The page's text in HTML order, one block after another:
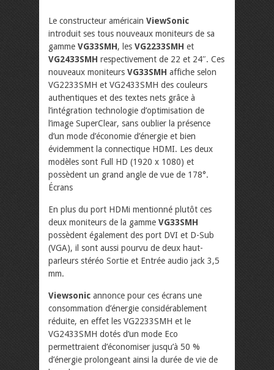
Le constructeur américain ViewSonic
introduit ses tous nouveaux moniteurs de sa
gamme VG33SMH, les VG2233SMH et
VG2433SMH respectivement de 22 et 24″. Ces
nouveaux moniteurs VG33SMH affiche selon
VG2233SMH et VG2433SMH des couleurs
authentiques et des textes nets grâce à
l’intégration technologie d’optimisation de
l’image SuperClear, sans oublier la présence
d’un mode d’économie d’énergie et bien
évidemment la connectique HDMI. Les deux
modèles sont Full HD (1920 x 1080) et
possèdent un grand angle de vue de 178°.
Écrans
En plus du port HDMi mentionné plutôt ces
deux moniteurs de la gamme VG33SMH
possèdent également des port DVI et D-Sub
(VGA), il sont aussi pourvu de deux haut-
parleurs stéréo Sortie et Entrée audio jack 3,5
mm.
Viewsonic annonce pour ces écrans une
consommation d’énergie considérablement
réduite, en effet les VG2233SMH et le
VG2433SMH dotés d’un mode Eco
permettraient d’économiser jusqu’à 50 %
d’énergie prolongeant ainsi la durée de vie de